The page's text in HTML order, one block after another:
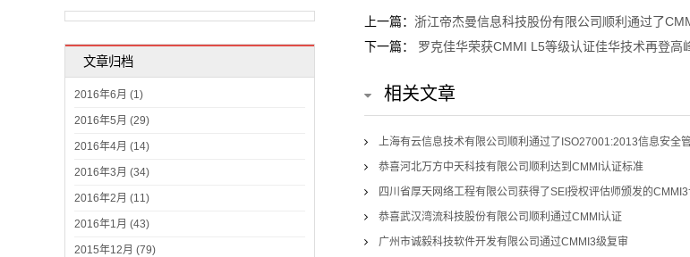
文章归档
2016年6月 (1)
2016年5月 (29)
2016年4月 (14)
2016年3月 (34)
2016年2月 (11)
2016年1月 (43)
2015年12月 (79)
上一篇： 浙江帝杰曼信息科技股份有限公司顺利通过了
下一篇： 罗克佳华荣获CMMI L5等级认证佳华技术再登高
相关文章
上海有云信息技术有限公司顺利通过了ISO27001:2013信息安全
恭喜河北万方中天科技有限公司顺利达到CMMI认证标准
四川省厚天网络工程有限公司获得了SEI授权评估师颁发的
恭喜武汉湾流科技股份有限公司顺利通过CMMI认证
广州市诚毅科技软件开发有限公司通过CMMI3级复审